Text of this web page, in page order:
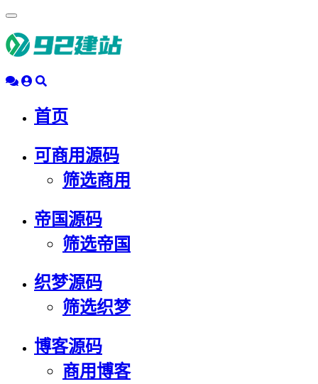
动
导
首页
可商用源码
筛选商用
帝国源码
筛选帝国
织梦源码
筛选织梦
博客源码
商用博客